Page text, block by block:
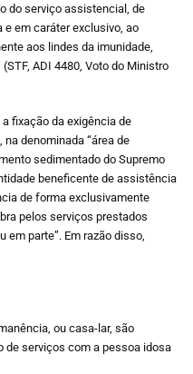
do serviço assistencial, de
em caráter exclusivo, ao
aos lindes da imunidade,
ADI 4480, Voto do Ministro
fixação da exigência de
denominada “área de
sedimentado do Supremo
beneficente de assistência
de forma exclusivamente
pelos serviços prestados
em parte”. Em razão disso,
ou casa-lar, são
de serviços com a pessoa idosa